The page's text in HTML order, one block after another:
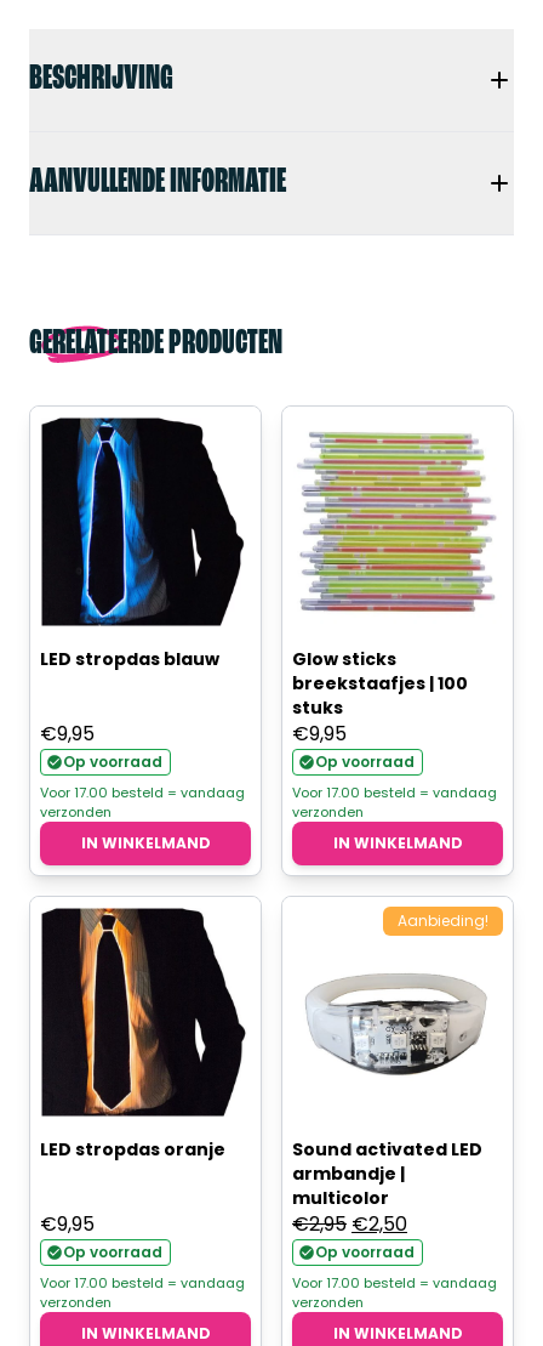
BESCHRIJVING
AANVULLENDE INFORMATIE
GERELATEERDE PRODUCTEN
LED stropdas blauw
€9,95
Op voorraad
Voor 17.00 besteld = vandaag
verzonden
IN WINKELMAND
Glow sticks
breekstaafjes | 100
stuks
€9,95
Op voorraad
Voor 17.00 besteld = vandaag
verzonden
IN WINKELMAND
LED stropdas oranje
€9,95
Op voorraad
Voor 17.00 besteld = vandaag
verzonden
IN WINKELMAND
Aanbieding!
Sound activated LED
armbandje |
multicolor
€2,95 Oorspronkelijke
prijs
was:
€2,95.
€2,50Huidige
prijs
is:
€2,50.
Op voorraad
Voor 17.00 besteld = vandaag
verzonden
IN WINKELMAND